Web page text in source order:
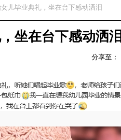
儿毕业典礼，坐在台下感动洒泪
坐在台下感动洒泪
分享至：